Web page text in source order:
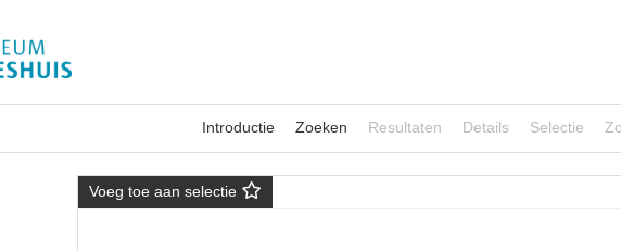
Introductie Zoeken Resultaten Details Selectie
Voeg toe aan selectie